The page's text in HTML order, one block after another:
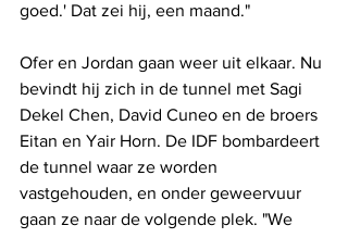
goed.' Dat zei hij, een maand."
Ofer en Jordan gaan weer uit elkaar. Nu
bevindt hij zich in de tunnel met Sagi
Dekel Chen, David Cuneo en de broers
Eitan en Yair Horn. De IDF bombardeert
de tunnel waar ze worden
vastgehouden, en onder geweervuur ​​
gaan ze naar de volgende plek. "We